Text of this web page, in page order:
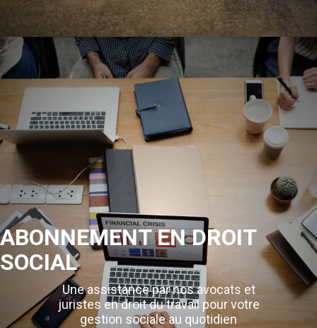
ABONNEMENT EN DROIT
SOCIAL
Une assistance par nos avocats et
juristes en droit du travail pour votre
gestion sociale au quotidien